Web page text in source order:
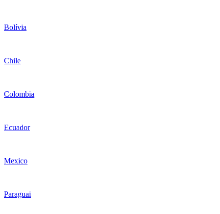
Bolívia
Chile
Colombia
Ecuador
Mexico
Paraguai